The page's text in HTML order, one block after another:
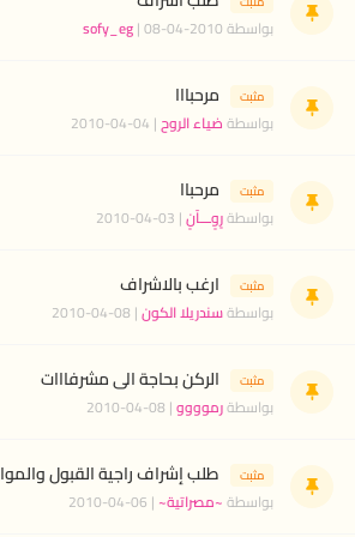
بواسطة sofy_eg| 08-04-2010
مثبت مرحبااا
بواسطةضياء الروح| 04-04-2010
مثبت مرحباا
بواسطةرٍوٍـــآنٍ| 03-04-2010
مثبت ارغب بالاشراف
بواسطةسندريلا الكون| 08-04-2010
مثبت الركن بحاجة الى مشرفااات
بواسطةرموووو| 08-04-2010
مثبت طلب إشراف راجية القبول
بواسطة~مصراتية~ | 06-04-2010